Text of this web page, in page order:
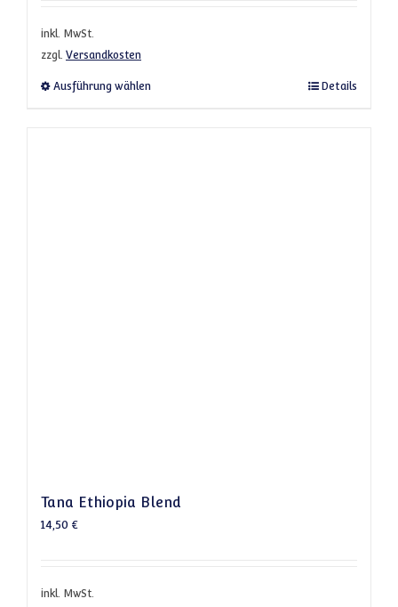
inkl. MwSt.
zzgl. Versandkosten
Ausführung wählen Dieses Produkt weist mehrere Varianten
Details
Tana Ethiopia Blend
14,50 €
inkl. MwSt.